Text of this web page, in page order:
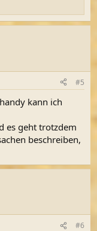
#5
kann ich
es geht trotzdem
beschreiben,
#6